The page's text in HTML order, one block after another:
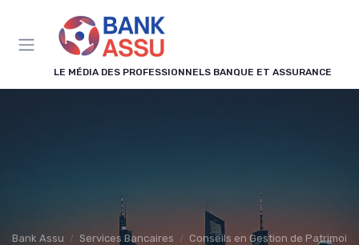
LE MÉDIA DES PROFESSIONNELS BANQUE ET ASSURANCE
Bank Assu Services Bancaires Conseils en Gestion de Patrimoine